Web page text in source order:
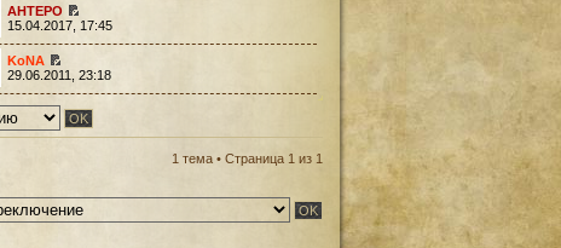
AHTEPO
15.04.2017, 17:45
KoNA
29.06.2011, 23:18
1 тема • Страница 1 из 1